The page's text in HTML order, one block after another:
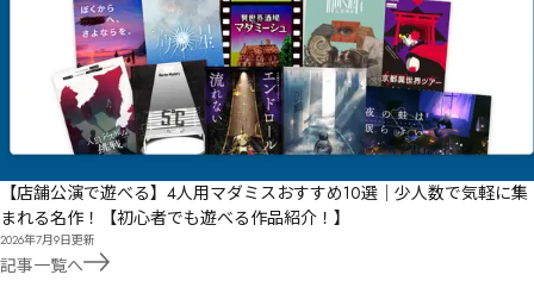
【店舗公演で遊べる】4人用マダミスおすすめ10選｜少人数で気軽に集
まれる名作！【初心者でも遊べる作品紹介！】
2026年7月9日更新
記事一覧へ